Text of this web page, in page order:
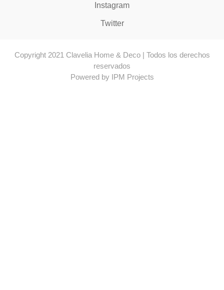
Instagram
Twitter
Copyright 2021 Clavelia Home & Deco | Todos los derechos
reservados
Powered by IPM Projects